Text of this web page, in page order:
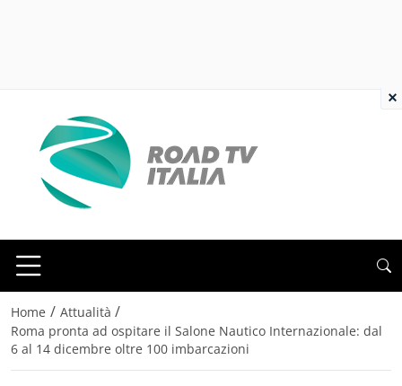
Home / Attualità /
Roma pronta ad ospitare il Salone Nautico Internazionale: dal
6 al 14 dicembre oltre 100 imbarcazioni
×